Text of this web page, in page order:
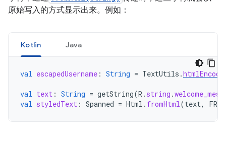
原始写入的方式显示出来。例如：
Kotlin Java
val escapedUsername : String = TextUtils .htmlEncode
val text : String = getString(R . string .
val styledText : Spanned = Html . fromHtml(text,